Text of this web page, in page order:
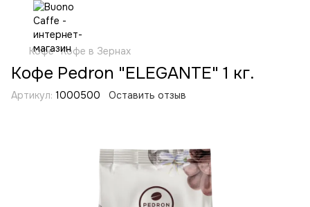
Кофе Кофе в Зернах
Кофе Pedron "ELEGANTE" 1 кг.
Артикул: 1000500 Оставить отзыв